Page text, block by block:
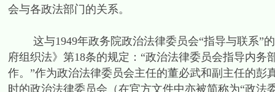
会与各政法部门的关系。
这与1949年政务院政治法律委员会“指导与联系”
府组织法》第18条的规定：“政治法律委员会指导内
作。”作为政治法律委员会主任的董必武和副主任的
时的政治法律委员会（在官方文件中亦被简称为“政